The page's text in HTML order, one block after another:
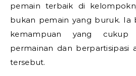
pemain terbaik di
bukan pemain yang buruk. Ia
kemampuan yang cukup
permainan dan berpartisipasi
tersebut.